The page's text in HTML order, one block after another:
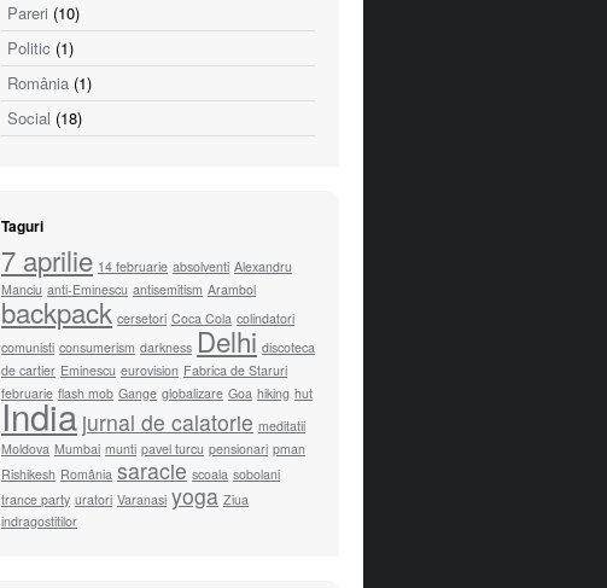
Pareri (10)
Politic (1)
România (1)
Social (18)
Taguri
7 aprilie 14 februarie absolventi Alexandru
Manciu anti-Eminescu antisemitism Arambol
backpack cersetori Coca Cola colindatori
comunisti consumerism darkness Delhi discoteca
de cartier Eminescu eurovision Fabrica de Staruri
februarie flash mob Gange globalizare Goa hiking hut
India jurnal de calatorie meditatii
Moldova Mumbai munti pavel turcu pensionari pman
Rishikesh România saracie scoala sobolani
trance party uratori Varanasi yoga Ziua
indragostitilor